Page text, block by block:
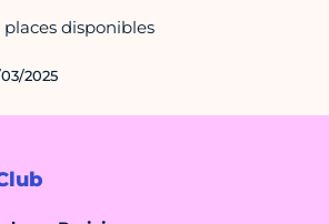
disponibles
2025